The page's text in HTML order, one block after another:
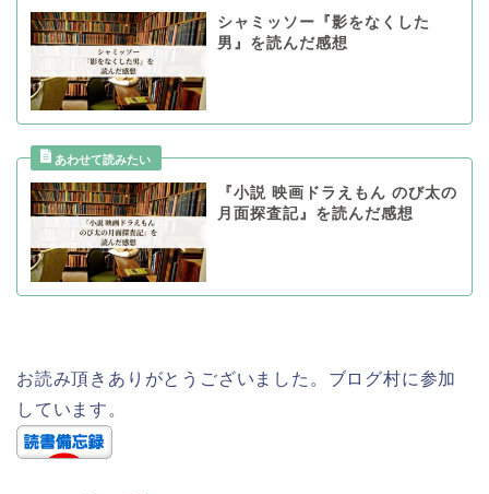
シャミッソー『影をなくした
男』を読んだ感想
『小説 映画ドラえもん のび太の
月面探査記』を読んだ感想
お読み頂きありがとうございました。ブログ村に参加
しています。